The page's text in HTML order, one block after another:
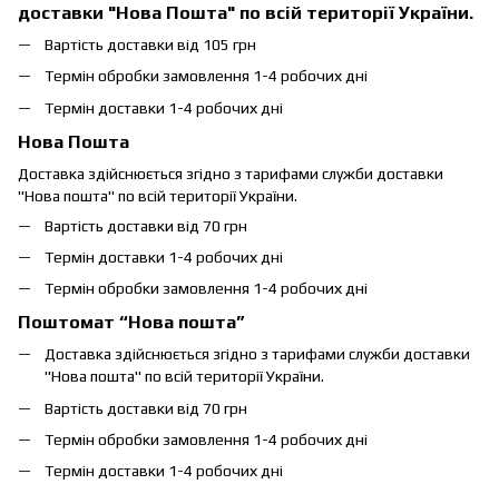
доставки "Нова Пошта" по всій території України.
Вартість доставки від 105 грн
Термін обробки замовлення 1-4 робочих дні
Термін доставки 1-4 робочих дні
Нова Пошта
Доставка здійснюється згідно з тарифами служби доставки
"Нова пошта" по всій території України.
Вартість доставки від 70 грн
Термін доставки 1-4 робочих дні
Термін обробки замовлення 1-4 робочих дні
Поштомат “Нова пошта”
Доставка здійснюється згідно з тарифами служби доставки
"Нова пошта" по всій території України.
Вартість доставки від 70 грн
Термін обробки замовлення 1-4 робочих дні
Термін доставки 1-4 робочих дні